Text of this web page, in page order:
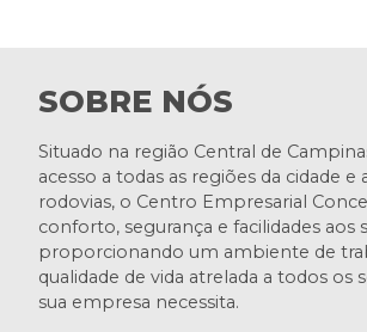
SOBRE NÓS
Situado na região Central de
acesso a todas as regiões da cidade e
rodovias, o Centro Empresarial
conforto, segurança e facilidades aos
proporcionando um ambiente de
qualidade de vida atrelada a todos os
sua empresa necessita.